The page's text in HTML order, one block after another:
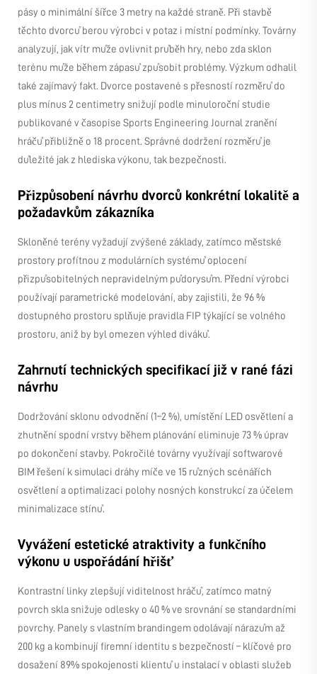
pásy o minimální šířce 3 metry na každé straně. Při stavbě
těchto dvorců berou výrobci v potaz i místní podmínky. Továrny
analyzují, jak vítr může ovlivnit průběh hry, nebo zda sklon
terénu může během zápasů způsobit problémy. Výzkum odhalil
také zajímavý fakt. Dvorce postavené s přesností rozměrů do
plus mínus 2 centimetry snižují podle minuloroční studie
publikované v časopise Sports Engineering Journal zranění
hráčů přibližně o 18 procent. Správné dodržení rozměrů je
důležité jak z hlediska výkonu, tak bezpečnosti.
Přizpůsobení návrhu dvorců konkrétní lokalitě a
požadavkům zákazníka
Skloněné terény vyžadují zvýšené základy, zatímco městské
prostory profítnou z modulárních systémů oplocení
přizpůsobitelných nepravidelným půdorysům. Přední výrobci
používají parametrické modelování, aby zajistili, že 96 %
dostupného prostoru splňuje pravidla FIP týkající se volného
prostoru, aniž by byl omezen výhled diváků.
Zahrnutí technických specifikací již v rané fázi
návrhu
Dodržování sklonu odvodnění (1–2 %), umístění LED osvětlení a
zhutnění spodní vrstvy během plánování eliminuje 73 % úprav
po dokončení stavby. Pokročilé továrny využívají softwarové
BIM řešení k simulaci dráhy míče ve 15 různých scénářích
osvětlení a optimalizaci polohy nosných konstrukcí za účelem
minimalizace stínů.
Vyvážení estetické atraktivity a funkčního
výkonu u uspořádání hřišť
Kontrastní linky zlepšují viditelnost hráčů, zatímco matný
povrch skla snižuje odlesky o 40 % ve srovnání se standardními
povrchy. Panely s vlastním brandingem odolávají nárazům až
200 kg a kombinují firemní identitu s bezpečností – klíčové pro
dosažení 89% spokojenosti klientů u instalací v oblasti služeb